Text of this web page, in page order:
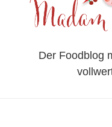
Der Foodblog